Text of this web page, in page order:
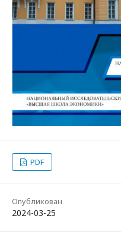
PDF
Опубликован
2024-03-25